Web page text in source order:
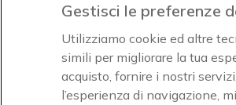
Icon
Icon
Paga facilmente ed in
Gestisci le preferenze
Utilizziamo cookie ed altre
simili per migliorare la tua
acquisto, fornire i nostri
l’esperienza di navigazione,